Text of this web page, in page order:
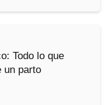
Todo lo que
un parto